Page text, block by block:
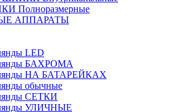
Полноразмерные
АППАРАТЫ
LED
БАХРОМА
НА БАТАРЕЙКАХ
обычные
СЕТКИ
УЛИЧНЫЕ